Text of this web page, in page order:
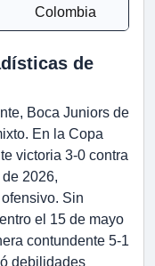
Colombia
de
Boca Juniors de
En la Copa
victoria 3-0 contra
2026,
Sin
el 15 de mayo
contundente 5-1
debilidades